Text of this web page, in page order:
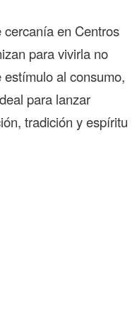
en Centros
para vivirla no
al consumo,
para lanzar
tradición y espíritu